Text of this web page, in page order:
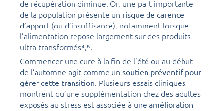
de récupération diminue. Or, une part importante
de la population présente un risque de carence
d’apport (ou d’insuffisance), notamment lorsque
l’alimentation repose largement sur des produits
ultra-transformés⁴,⁵.
Commencer une cure à la fin de l’été ou au début
de l’automne agit comme un soutien préventif pour
gérer cette transition. Plusieurs essais cliniques
montrent qu’une supplémentation chez des adultes
exposés au stress est associée à une amélioration